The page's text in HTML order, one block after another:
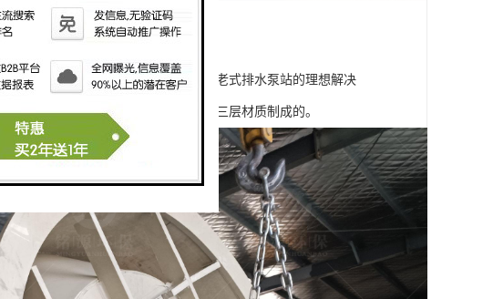
要遵循的要点一体化提升泵站是替代老式排水泵站的理想解决
HMPP提升泵站的筒体采用的聚丙烯三层材质制成的。